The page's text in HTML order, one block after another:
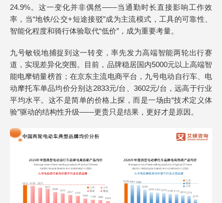
24.9%。这一变化并非偶然——当通勤时长直接影响工作效
率，当“地铁/公交+短途接驳”成为主流模式，工具的可靠性、
智能化程度和骑行体验取代“低价”，成为重要考量。
九号敏锐地捕捉到这一转变，率先发力高端智能两轮出行赛
道，实现差异化突围。目前，品牌稳居国内5000元以上高端智
能电摩销量榜首；在京东主流电商平台，九号电动自行车、电
动摩托车单品均价分别达2833元/台、3602元/台，远高于行业
平均水平。这不是简单的价格上探，而是一场由“技术定义体
验”驱动的结构性升级——更贵只是结果，更好才是原因。